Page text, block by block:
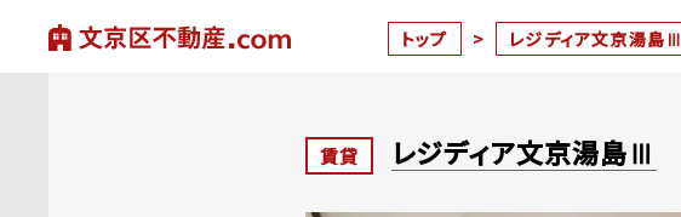
トップ > レジディア文京湯島Ⅲ
賃貸 レジディア文京湯島Ⅲ